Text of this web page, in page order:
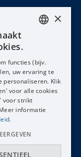
DEUTSCH
FRANÇAIS
×
functies (bijv.
uw ervaring te
personaliseren. Klik
voor alle cookies
voor strikt
informatie